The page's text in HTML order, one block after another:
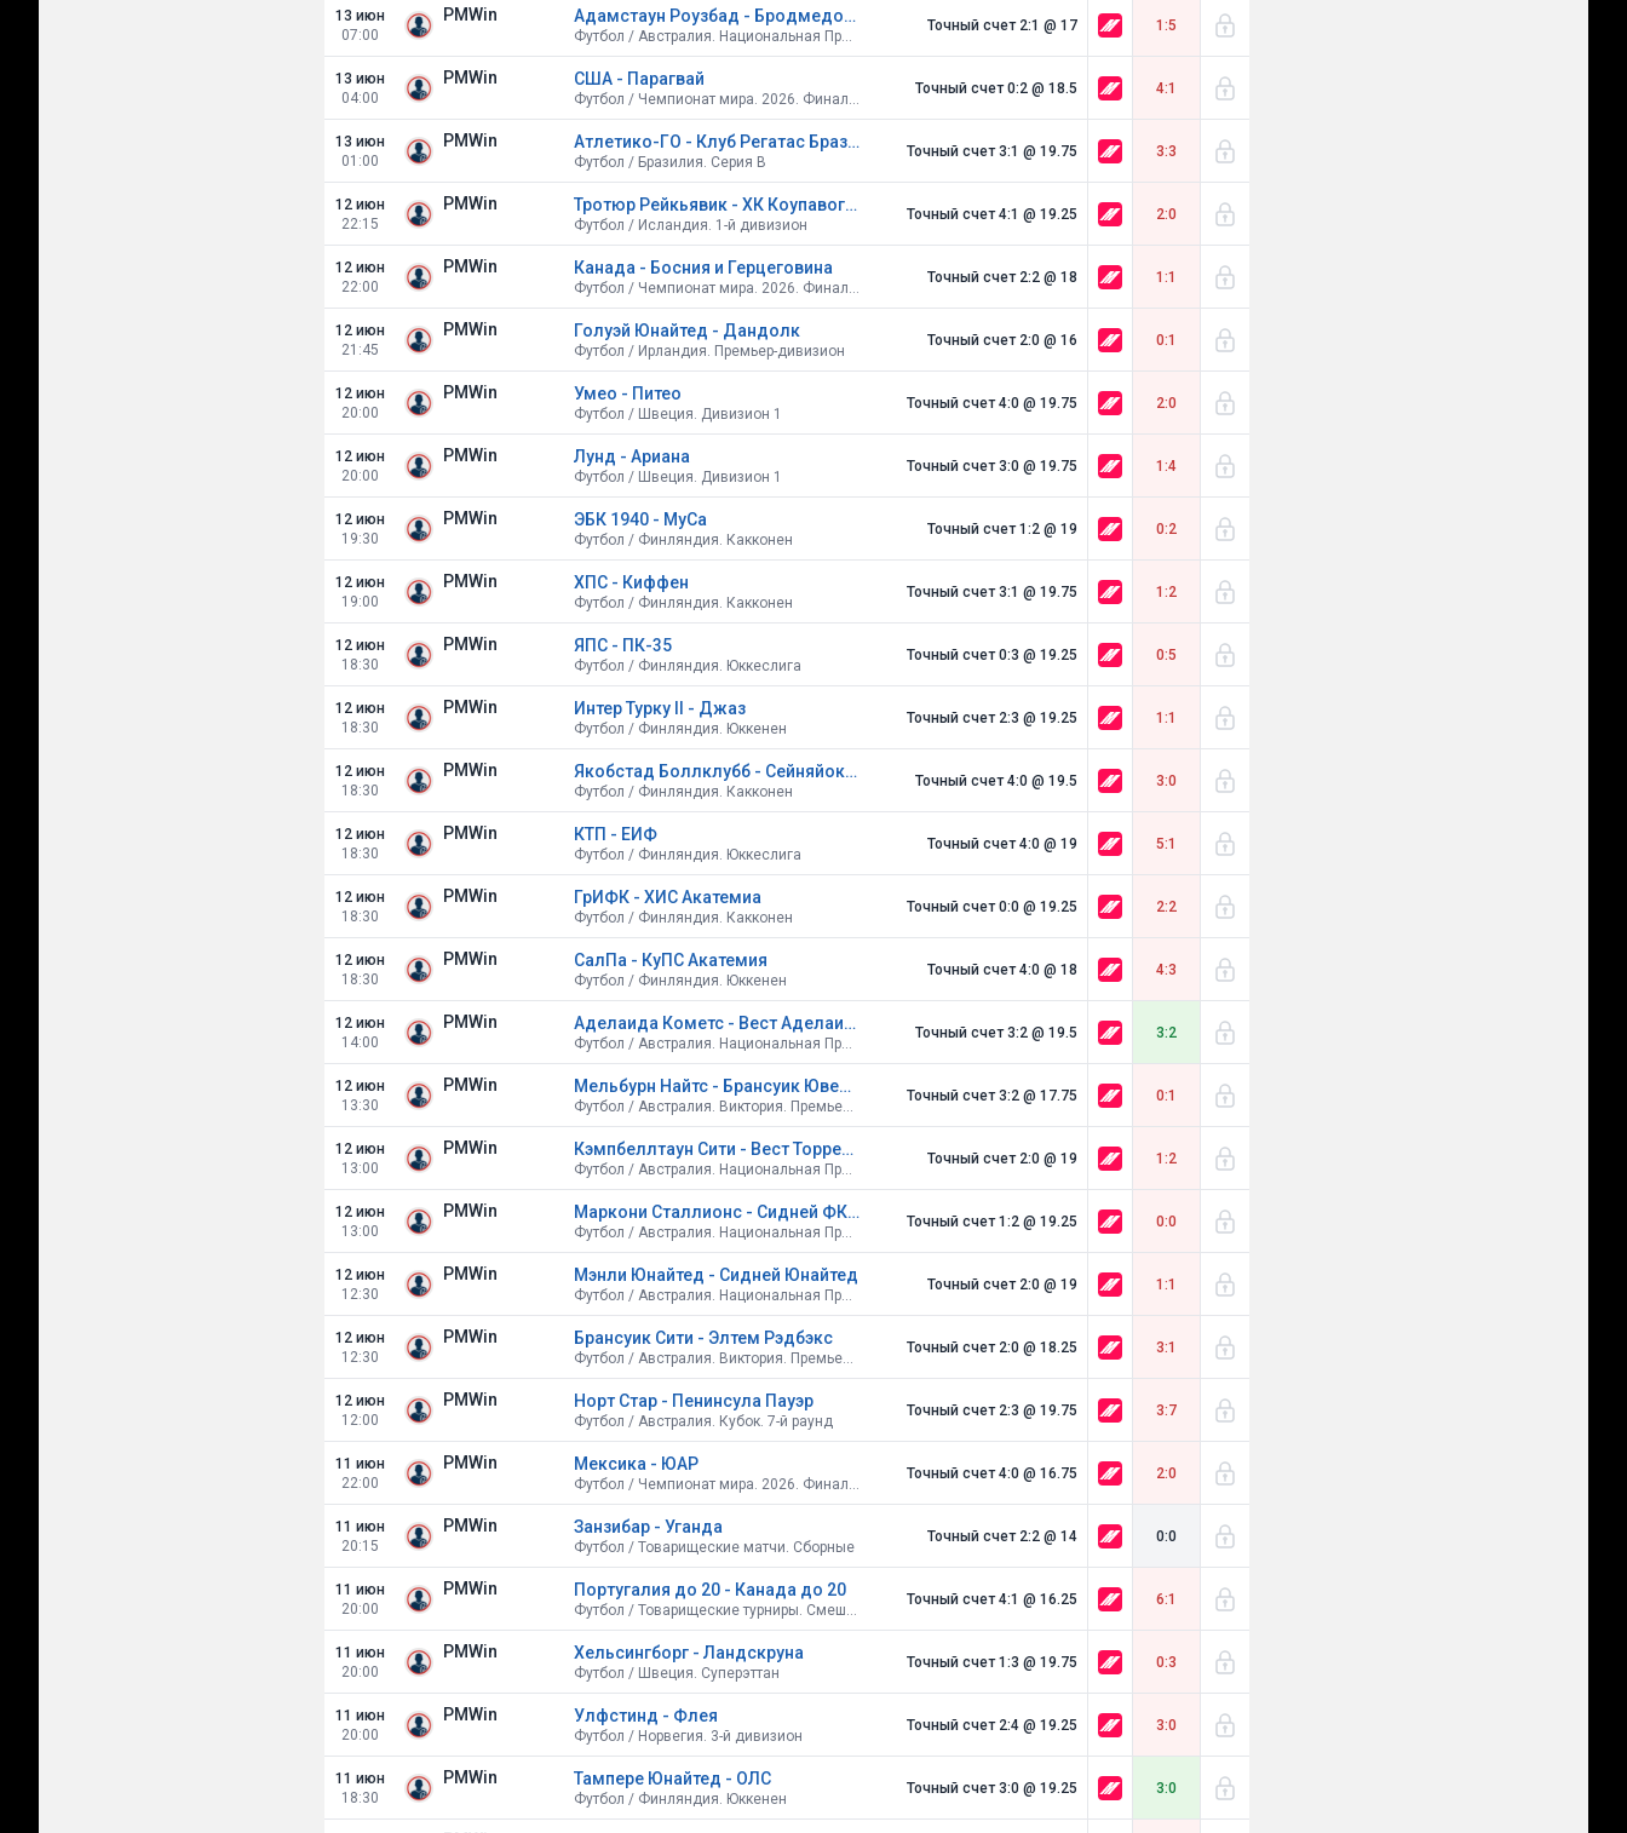
13 июн
07:00
PMWin Адамстаун Роузбад - Бродмедоу Меджик
Футбол / Австралия. Национальная Премьер-лига. Новый Южный Уэльс. Север
Точный счет 2:1 @ 17 1:5
13 июн
04:00
PMWin США - Парагвай
Футбол / Чемпионат мира. 2026. Финальный турнир. США, Канада, Мексика. Групповой этап
Точный счет 0:2 @ 18.5 4:1
13 июн
01:00
PMWin Атлетико-ГО - Клуб Регатас Бразил
Футбол / Бразилия. Серия B
Точный счет 3:1 @ 19.75 3:3
12 июн
22:15
PMWin Тротюр Рейкьявик - ХК Коупавогюр
Футбол / Исландия. 1-й дивизион
Точный счет 4:1 @ 19.25 2:0
12 июн
22:00
PMWin Канада - Босния и Герцеговина
Футбол / Чемпионат мира. 2026. Финальный турнир. США, Канада, Мексика. Групповой этап
Точный счет 2:2 @ 18 1:1
12 июн
21:45
PMWin Голуэй Юнайтед - Дандолк
Футбол / Ирландия. Премьер-дивизион
Точный счет 2:0 @ 16 0:1
12 июн
20:00
PMWin Умео - Питео
Футбол / Швеция. Дивизион 1
Точный счет 4:0 @ 19.75 2:0
12 июн
20:00
PMWin Лунд - Ариана
Футбол / Швеция. Дивизион 1
Точный счет 3:0 @ 19.75 1:4
12 июн
19:30
PMWin ЭБК 1940 - МуСа
Футбол / Финляндия. Какконен
Точный счет 1:2 @ 19 0:2
12 июн
19:00
PMWin ХПС - Киффен
Футбол / Финляндия. Какконен
Точный счет 3:1 @ 19.75 1:2
12 июн
18:30
PMWin ЯПС - ПК-35
Футбол / Финляндия. Юккеслига
Точный счет 0:3 @ 19.25 0:5
12 июн
18:30
PMWin Интер Турку II - Джаз
Футбол / Финляндия. Юккенен
Точный счет 2:3 @ 19.25 1:1
12 июн
18:30
PMWin Якобстад Боллклубб - Сейняйоки Акатемия II
Футбол / Финляндия. Какконен
Точный счет 4:0 @ 19.5 3:0
12 июн
18:30
PMWin КТП - ЕИФ
Футбол / Финляндия. Юккеслига
Точный счет 4:0 @ 19 5:1
12 июн
18:30
PMWin ГрИФК - ХИС Акатемиа
Футбол / Финляндия. Какконен
Точный счет 0:0 @ 19.25 2:2
12 июн
18:30
PMWin СалПа - КуПС Акатемия
Футбол / Финляндия. Юккенен
Точный счет 4:0 @ 18 4:3
12 июн
14:00
PMWin Аделаида Кометс - Вест Аделаида
Футбол / Австралия. Национальная Премьер-лига. Южная Австралия
Точный счет 3:2 @ 19.5 3:2
12 июн
13:30
PMWin Мельбурн Найтс - Брансуик Ювентус
Футбол / Австралия. Виктория. Премьер-лига 1
Точный счет 3:2 @ 17.75 0:1
12 июн
13:00
PMWin Кэмпбеллтаун Сити - Вест Торренс Биркалла
Футбол / Австралия. Национальная Премьер-лига. Южная Австралия
Точный счет 2:0 @ 19 1:2
12 июн
13:00
PMWin Маркони Сталлионс - Сидней ФК до 21
Футбол / Австралия. Национальная Премьер-лига. Новый Южный Уэльс
Точный счет 1:2 @ 19.25 0:0
12 июн
12:30
PMWin Мэнли Юнайтед - Сидней Юнайтед
Футбол / Австралия. Национальная Премьер-лига. Новый Южный Уэльс
Точный счет 2:0 @ 19 1:1
12 июн
12:30
PMWin Брансуик Сити - Элтем Рэдбэкс
Футбол / Австралия. Виктория. Премьер-лига 1
Точный счет 2:0 @ 18.25 3:1
12 июн
12:00
PMWin Норт Стар - Пенинсула Пауэр
Футбол / Австралия. Кубок. 7-й раунд
Точный счет 2:3 @ 19.75 3:7
11 июн
22:00
PMWin Мексика - ЮАР
Футбол / Чемпионат мира. 2026. Финальный турнир. США, Канада, Мексика. Групповой этап
Точный счет 4:0 @ 16.75 2:0
11 июн
20:15
PMWin Занзибар - Уганда
Футбол / Товарищеские матчи. Сборные
Точный счет 2:2 @ 14 0:0
11 июн
20:00
PMWin Португалия до 20 - Канада до 20
Футбол / Товарищеские турниры. Смешанные. Франция. Групповой этап
Точный счет 4:1 @ 16.25 6:1
11 июн
20:00
PMWin Хельсингборг - Ландскруна
Футбол / Швеция. Суперэттан
Точный счет 1:3 @ 19.75 0:3
11 июн
20:00
PMWin Улфстинд - Флея
Футбол / Норвегия. 3-й дивизион
Точный счет 2:4 @ 19.25 3:0
11 июн
18:30
PMWin Тампере Юнайтед - ОЛС
Футбол / Финляндия. Юккенен
Точный счет 3:0 @ 19.25 3:0